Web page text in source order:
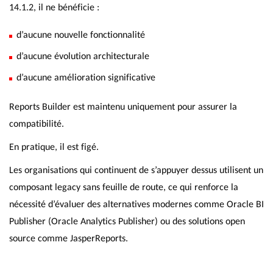
14.1.2, il ne bénéficie :
d’aucune nouvelle fonctionnalité
d’aucune évolution architecturale
d’aucune amélioration significative
Reports Builder est maintenu uniquement pour assurer la
compatibilité.
En pratique, il est figé.
Les organisations qui continuent de s’appuyer dessus utilisent un
composant legacy sans feuille de route, ce qui renforce la
nécessité d’évaluer des alternatives modernes comme Oracle BI
Publisher (Oracle Analytics Publisher) ou des solutions open
source comme JasperReports.